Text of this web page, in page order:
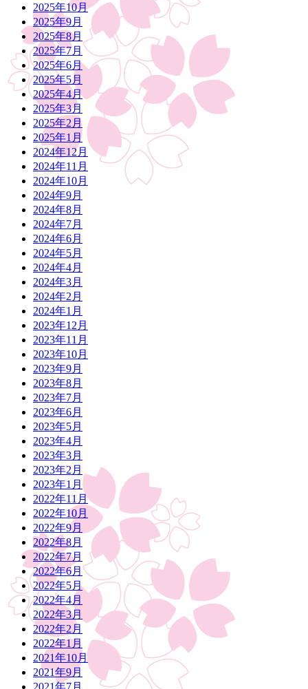
2025年10月
2025年9月
2025年8月
2025年7月
2025年6月
2025年5月
2025年4月
2025年3月
2025年2月
2025年1月
2024年12月
2024年11月
2024年10月
2024年9月
2024年8月
2024年7月
2024年6月
2024年5月
2024年4月
2024年3月
2024年2月
2024年1月
2023年12月
2023年11月
2023年10月
2023年9月
2023年8月
2023年7月
2023年6月
2023年5月
2023年4月
2023年3月
2023年2月
2023年1月
2022年11月
2022年10月
2022年9月
2022年8月
2022年7月
2022年6月
2022年5月
2022年4月
2022年3月
2022年2月
2022年1月
2021年10月
2021年9月